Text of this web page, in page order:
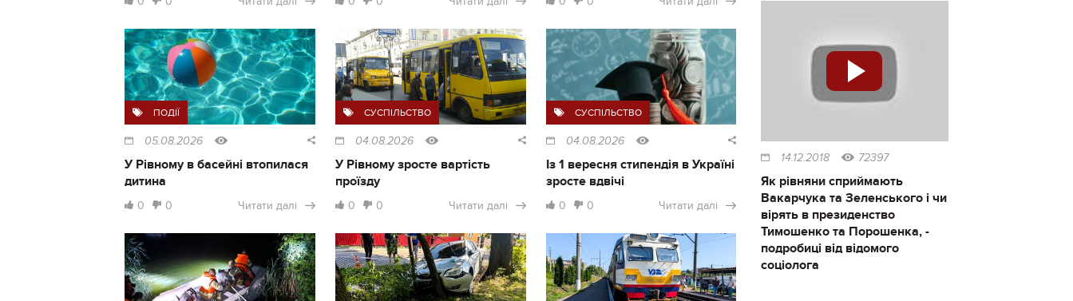
ПОДІЇ
05.08.2026
У Рівному в басейні втопилася
дитина
0 0 Читати далі
СУСПІЛЬСТВО
04.08.2026
У Рівному зросте вартість
проїзду
0 0 Читати далі
СУСПІЛЬСТВО
04.08.2026
Із 1 вересня стипендія в Україні
зросте вдвічі
0 0 Читати далі
14.12.2018 72397
Як рівняни сприймають
Вакарчука та Зеленського і чи
вірять в президенство
Тимошенко та Порошенка, -
подробиці від відомого
соціолога